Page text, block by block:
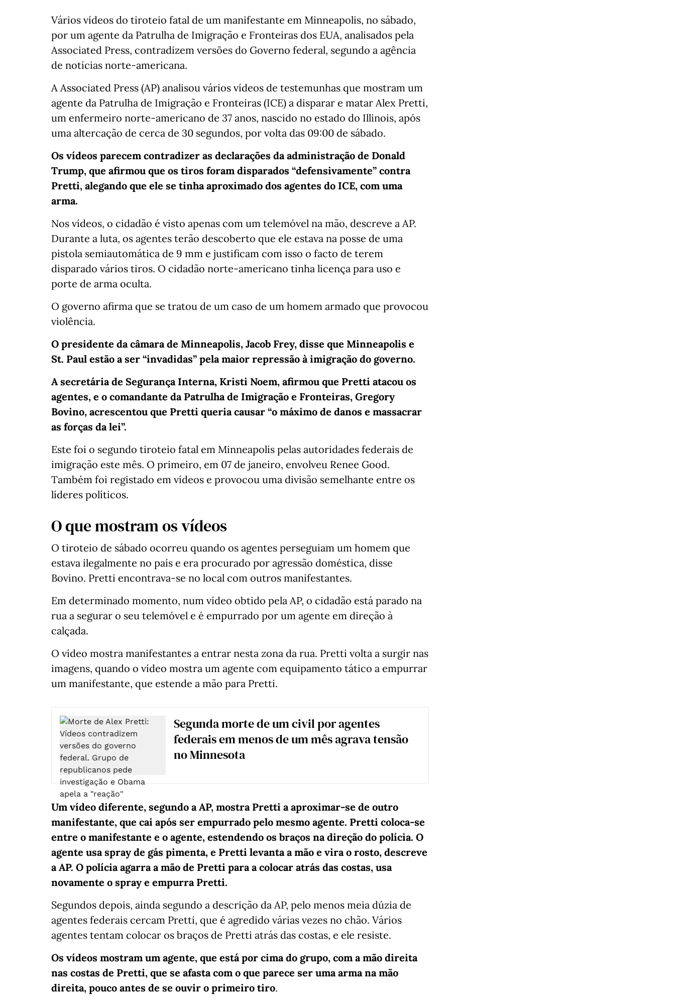
Vários vídeos do tiroteio fatal de um manifestante em Minneapolis, no sábado,
por um agente da Patrulha de Imigração e Fronteiras dos EUA, analisados pela
Associated Press, contradizem versões do Governo federal, segundo a agência
de notícias norte-americana.
A Associated Press (AP) analisou vários vídeos de testemunhas que mostram um
agente da Patrulha de Imigração e Fronteiras (ICE) a disparar e matar Alex Pretti,
um enfermeiro norte-americano de 37 anos, nascido no estado do Illinois, após
uma altercação de cerca de 30 segundos, por volta das 09:00 de sábado.
Os vídeos parecem contradizer as declarações da administração de Donald
Trump, que afirmou que os tiros foram disparados “defensivamente” contra
Pretti, alegando que ele se tinha aproximado dos agentes do ICE, com uma
arma.
Nos vídeos, o cidadão é visto apenas com um telemóvel na mão, descreve a AP.
Durante a luta, os agentes terão descoberto que ele estava na posse de uma
pistola semiautomática de 9 mm e justificam com isso o facto de terem
disparado vários tiros. O cidadão norte-americano tinha licença para uso e
porte de arma oculta.
O governo afirma que se tratou de um caso de um homem armado que provocou
violência.
O presidente da câmara de Minneapolis, Jacob Frey, disse que Minneapolis e
St. Paul estão a ser “invadidas” pela maior repressão à imigração do governo.
A secretária de Segurança Interna, Kristi Noem, afirmou que Pretti atacou os
agentes, e o comandante da Patrulha de Imigração e Fronteiras, Gregory
Bovino, acrescentou que Pretti queria causar “o máximo de danos e massacrar
as forças da lei”.
Este foi o segundo tiroteio fatal em Minneapolis pelas autoridades federais de
imigração este mês. O primeiro, em 07 de janeiro, envolveu Renee Good.
Também foi registado em vídeos e provocou uma divisão semelhante entre os
líderes políticos.
O que mostram os vídeos
O tiroteio de sábado ocorreu quando os agentes perseguiam um homem que
estava ilegalmente no país e era procurado por agressão doméstica, disse
Bovino. Pretti encontrava-se no local com outros manifestantes.
Em determinado momento, num vídeo obtido pela AP, o cidadão está parado na
rua a segurar o seu telemóvel e é empurrado por um agente em direção à
calçada.
O vídeo mostra manifestantes a entrar nesta zona da rua. Pretti volta a surgir nas
imagens, quando o vídeo mostra um agente com equipamento tático a empurrar
um manifestante, que estende a mão para Pretti.
Segunda morte de um civil por agentes
federais em menos de um mês agrava tensão
no Minnesota
Um vídeo diferente, segundo a AP, mostra Pretti a aproximar-se de outro
manifestante, que cai após ser empurrado pelo mesmo agente. Pretti coloca-se
entre o manifestante e o agente, estendendo os braços na direção do polícia. O
agente usa spray de gás pimenta, e Pretti levanta a mão e vira o rosto, descreve
a AP. O polícia agarra a mão de Pretti para a colocar atrás das costas, usa
novamente o spray e empurra Pretti.
Segundos depois, ainda segundo a descrição da AP, pelo menos meia dúzia de
agentes federais cercam Pretti, que é agredido várias vezes no chão. Vários
agentes tentam colocar os braços de Pretti atrás das costas, e ele resiste.
Os vídeos mostram um agente, que está por cima do grupo, com a mão direita
nas costas de Pretti, que se afasta com o que parece ser uma arma na mão
direita, pouco antes de se ouvir o primeiro tiro.